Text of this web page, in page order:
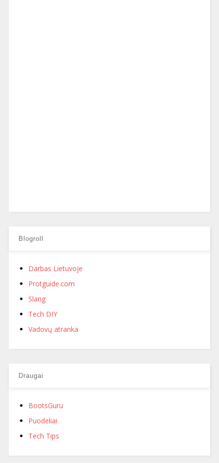
Blogroll
Darbas Lietuvoje
Protguide.com
Slang
Tech DIY
Vadovų atranka
Draugai
BootsGuru
Puodeliai
Tech Tips